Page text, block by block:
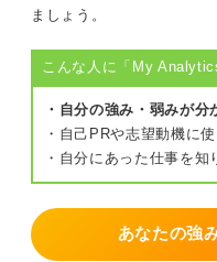
ましょう。
こんな人に「My
・自分の強み・弱みが分
・自己PRや志望動機に
・自分にあった仕事を知
あなたの強